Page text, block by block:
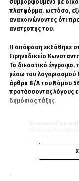
ελληνικό λαό
απλώσει χέρι
ομογένεια.
κληρονομιά
με τα – όπου
πάσχουμε από
οσφυοκαμψία
δεν ξεπερνά
συμφερόντων,
εθνικών
συμμορφούμενο με
πλατφόρμα, ωστόσο,
ανακοινώνοντας ότι
ανατροπής του.
Η απόφαση εκδόθηκε
Ειρηνοδικείο
Το δικαστικό έγγραφο,
μέσω του λογαριασμού
άρθρο 8/Α του Νόμου
προτάσσοντας λόγους
δημόσιας τάξης.
laws force us
challenging
transparency,…
— Global